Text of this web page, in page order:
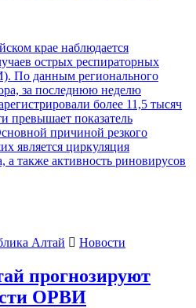
крае наблюдается
острых респираторных
По данным регионального
за последнюю неделю
более 11,5 тысяч
превышает показатель
причиной резкого
является циркуляция
также активность риновирусов
Алтай Новости
прогнозируют
ОРВИ